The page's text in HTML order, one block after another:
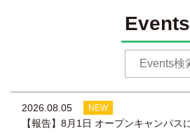
Events
2026.08.05
NEW